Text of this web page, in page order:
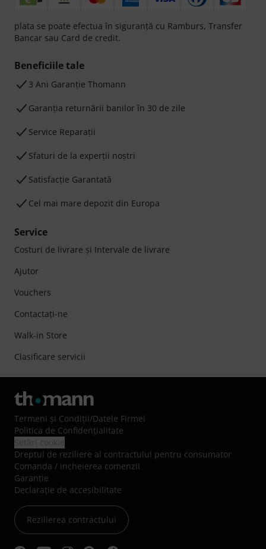
plata se poate efectua în siguranță cu Ramburs, Transfer
Bancar sau Card de credit.
Beneficiile tale
3 Ani Garanție Thomann
Garanţia returnării banilor în 30 de zile
Service Reparații
Sfaturi de la experții noștri
Satisfacție Garantată
Cel mai mare depozit din Europa
Service
Costuri de livrare şi Intervale de livrare
Ajutor
Vouchers
Contactaţi-ne
Walk-in Store
Clasificare servicii
Termeni şi Condiţii/Datele Firmei
Politica de Confidenţialitate
Dreptul de reziliere al contractului pentru consumator
Comanda / incheierea comenzii
Garanție
Declarație de accesibilitate
Rezilierea contractului